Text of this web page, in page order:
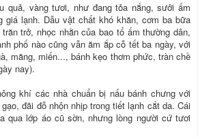
quả, vàng tươi, như đang tỏa nắng, sưởi ấm
giá lạnh. Dẫu vật chất khó khăn, cơm ba bữa
trở, nhọc nhằn của bao tổ ấm thường dân,
phố nào cũng vẫn ăm ắp cỗ tết ba ngày, với
măng, miến..., bánh kẹo thơm phức, tràn chề
nay).
khí các nhà chuẩn bị nấu bánh chưng với
đãi đỗ nhộn nhịp trong tiết lạnh cắt da. Cái
qua lớp áo cũ sờn, nhưng lòng người cứ tươi